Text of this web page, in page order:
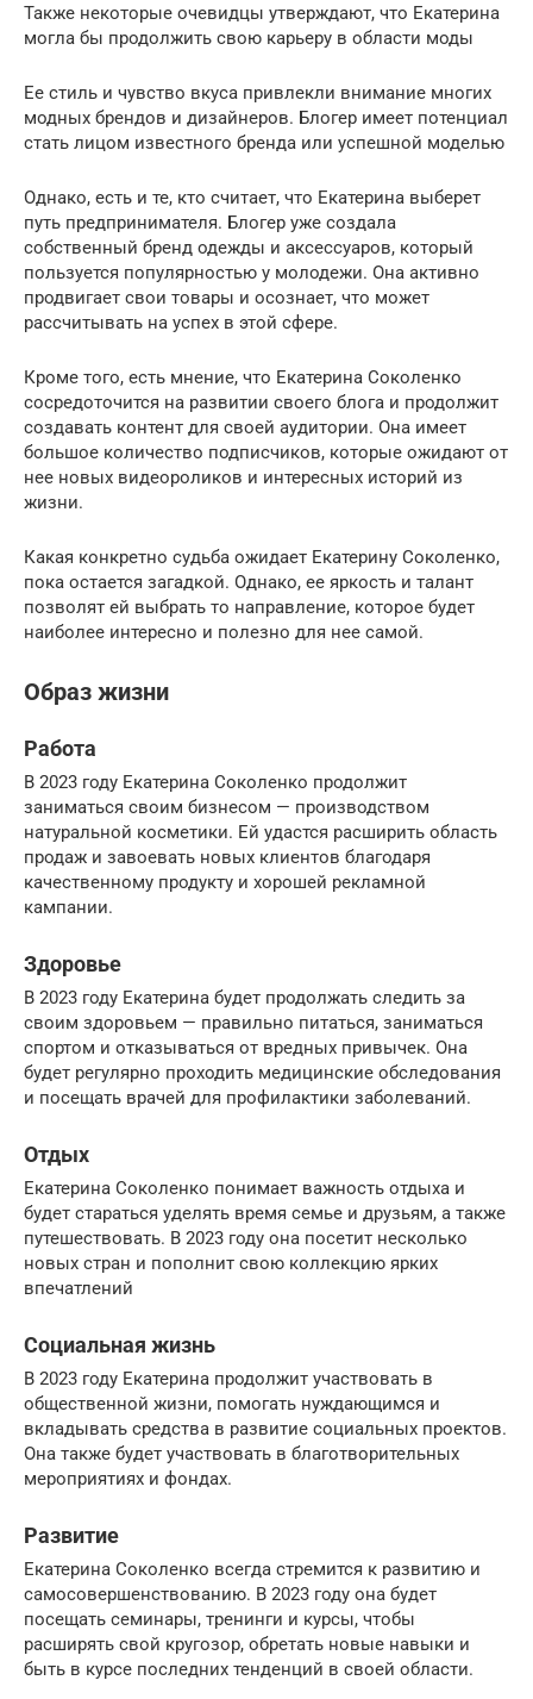
Также некоторые очевидцы утверждают, что Екатерина
могла бы продолжить свою карьеру в области моды
Ее стиль и чувство вкуса привлекли внимание многих
модных брендов и дизайнеров. Блогер имеет потенциал
стать лицом известного бренда или успешной моделью
Однако, есть и те, кто считает, что Екатерина выберет
путь предпринимателя. Блогер уже создала
собственный бренд одежды и аксессуаров, который
пользуется популярностью у молодежи. Она активно
продвигает свои товары и осознает, что может
рассчитывать на успех в этой сфере.
Кроме того, есть мнение, что Екатерина Соколенко
сосредоточится на развитии своего блога и продолжит
создавать контент для своей аудитории. Она имеет
большое количество подписчиков, которые ожидают от
нее новых видеороликов и интересных историй из
жизни.
Какая конкретно судьба ожидает Екатерину Соколенко,
пока остается загадкой. Однако, ее яркость и талант
позволят ей выбрать то направление, которое будет
наиболее интересно и полезно для нее самой.
Образ жизни
Работа
В 2023 году Екатерина Соколенко продолжит
заниматься своим бизнесом — производством
натуральной косметики. Ей удастся расширить область
продаж и завоевать новых клиентов благодаря
качественному продукту и хорошей рекламной
кампании.
Здоровье
В 2023 году Екатерина будет продолжать следить за
своим здоровьем — правильно питаться, заниматься
спортом и отказываться от вредных привычек. Она
будет регулярно проходить медицинские обследования
и посещать врачей для профилактики заболеваний.
Отдых
Екатерина Соколенко понимает важность отдыха и
будет стараться уделять время семье и друзьям, а также
путешествовать. В 2023 году она посетит несколько
новых стран и пополнит свою коллекцию ярких
впечатлений
Социальная жизнь
В 2023 году Екатерина продолжит участвовать в
общественной жизни, помогать нуждающимся и
вкладывать средства в развитие социальных проектов.
Она также будет участвовать в благотворительных
мероприятиях и фондах.
Развитие
Екатерина Соколенко всегда стремится к развитию и
самосовершенствованию. В 2023 году она будет
посещать семинары, тренинги и курсы, чтобы
расширять свой кругозор, обретать новые навыки и
быть в курсе последних тенденций в своей области.